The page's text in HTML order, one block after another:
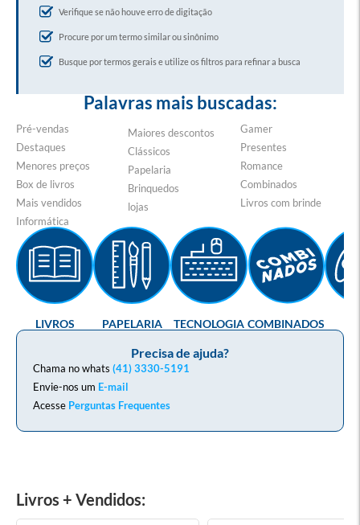
Verifique se não houve erro de digitação
Procure por um termo similar ou sinônimo
Busque por termos gerais e utilize os filtros para refinar a busca
Palavras mais buscadas:
Pré-vendas
Destaques
Menores preços
Box de livros
Mais vendidos
Informática
Maiores descontos
Clássicos
Papelaria
Brinquedos
lojas
Gamer
Presentes
Romance
Combinados
Livros com brinde
Precisa de ajuda?
Chama no whats (41) 3330-5191
Envie-nos um E-mail
Acesse Perguntas Frequentes
LIVROS PAPELARIA TECNOLOGIA COMBINADOS
Livros + Vendidos: